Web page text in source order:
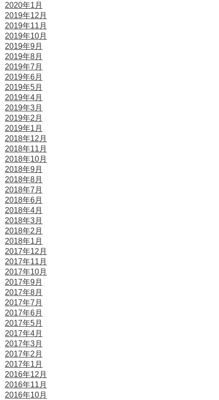
2020年1月
2019年12月
2019年11月
2019年10月
2019年9月
2019年8月
2019年7月
2019年6月
2019年5月
2019年4月
2019年3月
2019年2月
2019年1月
2018年12月
2018年11月
2018年10月
2018年9月
2018年8月
2018年7月
2018年6月
2018年4月
2018年3月
2018年2月
2018年1月
2017年12月
2017年11月
2017年10月
2017年9月
2017年8月
2017年7月
2017年6月
2017年5月
2017年4月
2017年3月
2017年2月
2017年1月
2016年12月
2016年11月
2016年10月